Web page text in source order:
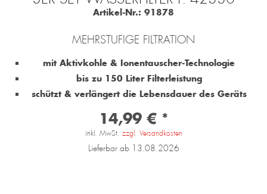
Artikel-Nr.: 91878
MEHRSTUFIGE FILTRATION
mit Aktivkohle & Ionentauscher-Technologie
bis zu 150 Liter Filterleistung
schützt & verlängert die Lebensdauer des Geräts
14,99 € *
inkl. MwSt. zzgl. Versandkosten
Lieferbar ab 13.08.2026